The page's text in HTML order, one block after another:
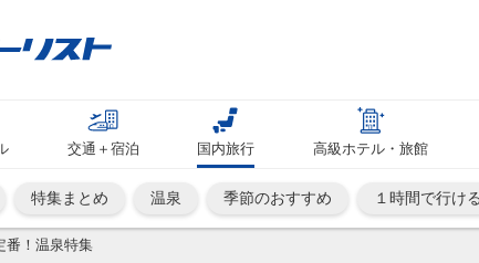
交通＋宿泊 国内旅行 高級ホテル・旅館
特集まとめ 温泉 季節のおすすめ １時間で行け
番！温泉特集